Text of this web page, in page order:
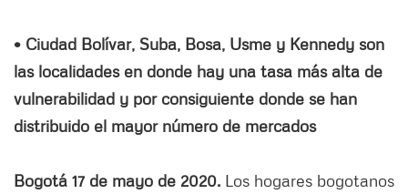
• Ciudad Bolívar, Suba, Bosa, Usme y Kennedy son
las localidades en donde hay una tasa más alta de
vulnerabilidad y por consiguiente donde se han
distribuido el mayor número de mercados
Bogotá 17 de mayo de 2020. Los hogares bogotanos